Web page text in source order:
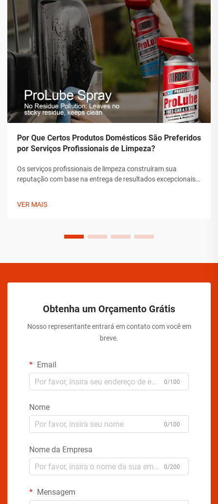
Por Que Certos Produtos Domésticos São Preferidos
por Serviços Profissionais de Limpeza?
Os serviços profissionais de limpeza construíram sua
reputação com base na entrega de resultados excepcionais
VER MAIS
Obtenha um Orçamento Grátis
Nosso representante entrará em contato com você em
breve.
Email
0/100
Nome
0/100
Nome da Empresa
0/200
Mensagem